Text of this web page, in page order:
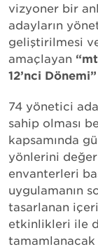
vizyoner bir
adayların
geliştirilmesi
amaçlayan
12’nci Dönemi”
74 yönetici
sahip olması
kapsamında
yönlerini
envanterleri
uygulamanın
tasarlanan
etkinlikleri ile
tamamlanacak